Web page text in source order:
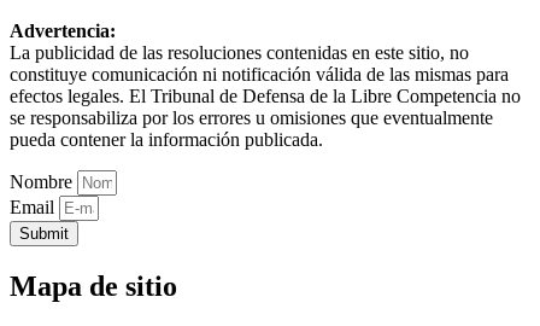
Advertencia:
La publicidad de las resoluciones contenidas en este sitio, no
constituye comunicación ni notificación válida de las mismas para
efectos legales. El Tribunal de Defensa de la Libre Competencia no
se responsabiliza por los errores u omisiones que eventualmente
pueda contener la información publicada.
Nombre
Email
Submit
Mapa de sitio